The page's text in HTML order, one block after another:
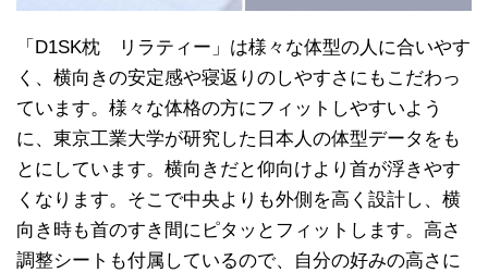
「D1SK枕 リラティー」は様々な体型の人に合いやす
く、横向きの安定感や寝返りのしやすさにもこだわっ
ています。様々な体格の方にフィットしやすいよう
に、東京工業大学が研究した日本人の体型データをも
とにしています。横向きだと仰向けより首が浮きやす
くなります。そこで中央よりも外側を高く設計し、横
向き時も首のすき間にピタッとフィットします。高さ
調整シートも付属しているので、自分の好みの高さに